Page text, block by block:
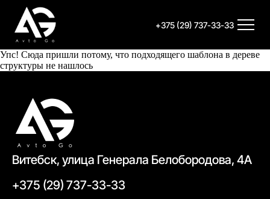
+375 (29) 737-33-33
Упс! Сюда пришли потому, что подходящего шаблона в дереве
структуры не нашлось
Витебск, улица Генерала Белобородова, 4А
+375 (29) 737-33-33